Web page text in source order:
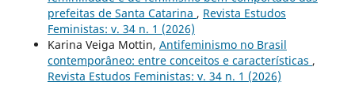
prefeitas de Santa Catarina , Revista Estudos
Feministas: v. 34 n. 1 (2026)
Karina Veiga Mottin, Antifeminismo no Brasil
contemporâneo: entre conceitos e características ,
Revista Estudos Feministas: v. 34 n. 1 (2026)